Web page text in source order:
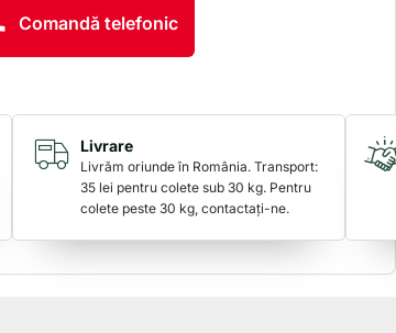
Comandă telefonic
Livrare
Livrăm oriunde în România. Transport:
35 lei pentru colete sub 30 kg. Pentru
colete peste 30 kg, contactați-ne.